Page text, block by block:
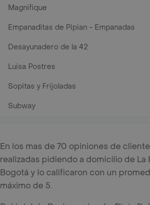
Magnifique
Empanaditas de Pipian - Empanadas
Desayunadero de la 42
Luisa Postres
Sopitas y Frijoladas
Subway
En los mas de 70 opiniones de
realizadas pidiendo a domicilio de La
Bogotá y lo calificaron con un
máximo de 5.